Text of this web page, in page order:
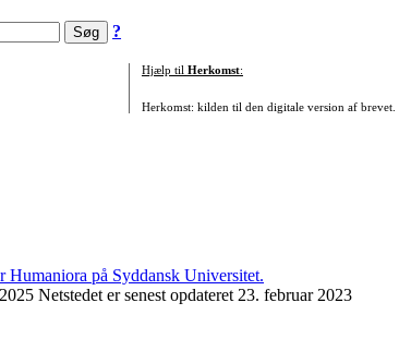
?
Hjælp til Herkomst:
Herkomst: kilden til den digitale version af brevet.
Netstedet er senest opdateret 23. februar 2023